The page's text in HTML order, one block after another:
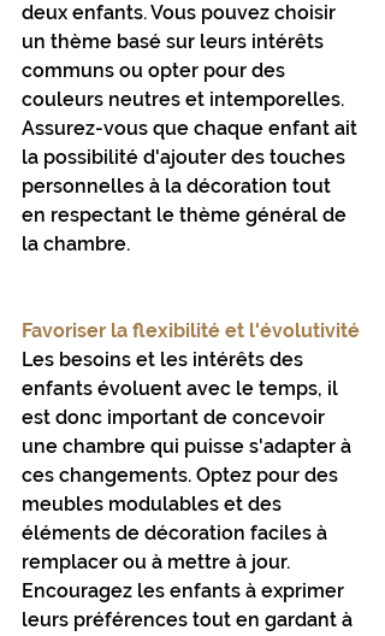
deux enfants. Vous pouvez choisir
un thème basé sur leurs intérêts
communs ou opter pour des
couleurs neutres et intemporelles.
Assurez-vous que chaque enfant ait
la possibilité d'ajouter des touches
personnelles à la décoration tout
en respectant le thème général de
la chambre.
Favoriser la flexibilité et l'évolutivité
Les besoins et les intérêts des
enfants évoluent avec le temps, il
est donc important de concevoir
une chambre qui puisse s'adapter à
ces changements. Optez pour des
meubles modulables et des
éléments de décoration faciles à
remplacer ou à mettre à jour.
Encouragez les enfants à exprimer
leurs préférences tout en gardant à